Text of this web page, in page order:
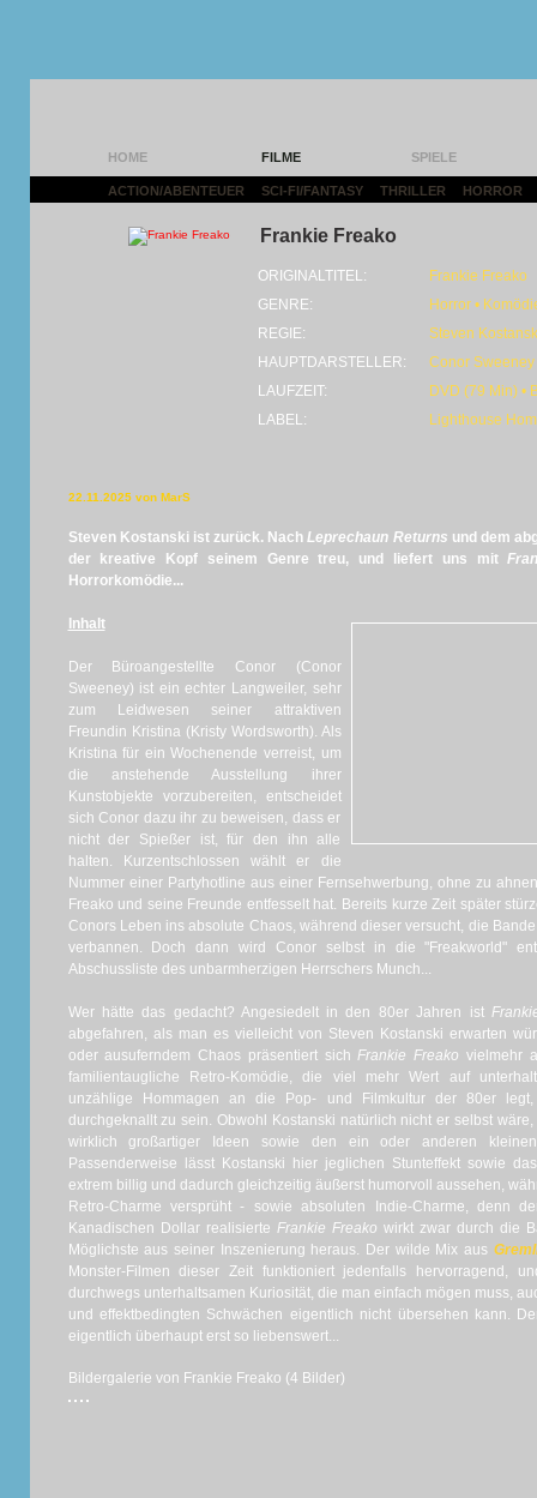
HOME FILME SPIELE
ACTION/ABENTEUER SCI-FI/FANTASY THRILLER HORROR
Frankie Freako
ORIGINALTITEL:
Frankie Freako
GENRE:
Horror •
REGIE:
Steven
HAUPTDARSTELLER:
Conor Sweeney
LAUFZEIT:
DVD (79 Min) •
LABEL:
Lighthouse
22.11.2025 von MarS
Steven Kostanski ist zurück. NachLeprechaun Returns und dem
der kreative Kopf seinem Genre treu, und liefert uns mit
Horrorkomödie...
Inhalt
Der Büroangestellte Conor (Conor
Sweeney) ist ein echter Langweiler, sehr
zum Leidwesen seiner attraktiven
Freundin Kristina (Kristy Wordsworth). Als
Kristina für ein Wochenende verreist, um
die anstehende Ausstellung ihrer
Kunstobjekte vorzubereiten, entscheidet
sich Conor dazu ihr zu beweisen, dass er
nicht der Spießer ist, für den ihn alle
halten. Kurzentschlossen wählt er die
Nummer einer Partyhotline aus einer Fernsehwerbung, ohne zu
Freako und seine Freunde entfesselt hat. Bereits kurze Zeit später
Conors Leben ins absolute Chaos, während dieser versucht, die
verbannen. Doch dann wird Conor selbst in die "Freakworld"
Abschussliste des unbarmherzigen Herrschers Munch...
Wer hätte das gedacht? Angesiedelt in den 80er Jahren ist
abgefahren, als man es vielleicht von Steven Kostanski erwarten
oder ausuferndem Chaos präsentiert sichFrankie Freako vielmehr
familientaugliche Retro-Komödie, die viel mehr Wert auf
unzählige Hommagen an die Pop- und Filmkultur der 80er
durchgeknallt zu sein. Obwohl Kostanski natürlich nicht er selbst
wirklich großartiger Ideen sowie den ein oder anderen
Passenderweise lässt Kostanski hier jeglichen Stunteffekt sowie
extrem billig und dadurch gleichzeitig äußerst humorvoll aussehen,
Retro-Charme versprüht - sowie absoluten Indie-Charme, denn
Kanadischen Dollar realisierte Frankie Freako wirkt zwar durch die
Möglichste aus seiner Inszenierung heraus. Der wilde Mix aus
Monster-Filmen dieser Zeit funktioniert jedenfalls hervorragend,
durchwegs unterhaltsamen Kuriosität, die man einfach mögen muss,
und effektbedingten Schwächen eigentlich nicht übersehen kann.
eigentlich überhaupt erst so liebenswert...
Bildergalerie von Frankie Freako (4 Bilder)